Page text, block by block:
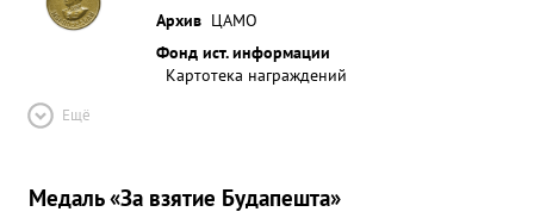
Архив ЦАМО
Фонд ист. информации
Картотека награждений
Ещё
Медаль «За взятие Будапешта»